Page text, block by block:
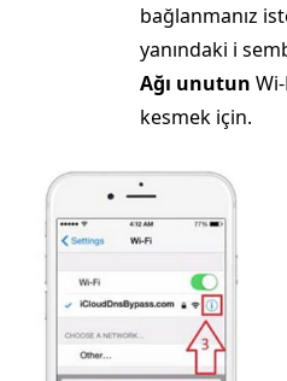
bağlanmanız
yanındaki i
Ağı unutun
kesmek için.